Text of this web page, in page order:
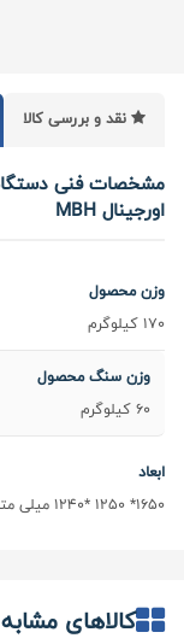
نقد و بررسی کالا
اورجینال MBH
وزن محصول
170 کیلوگرم
وزن سنگ محصول
60 کیلوگرم
ابعاد
1650* 1250 *1240 میلی متر
کالاهای مشابه